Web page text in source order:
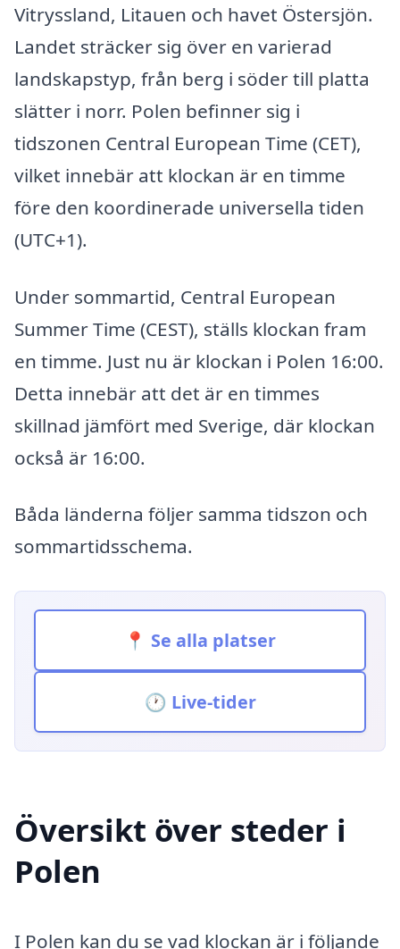
Vitryssland, Litauen och havet Östersjön.
Landet sträcker sig över en varierad
landskapstyp, från berg i söder till platta
slätter i norr. Polen befinner sig i
tidszonen Central European Time (CET),
vilket innebär att klockan är en timme
före den koordinerade universella tiden
(UTC+1).
Under sommartid, Central European
Summer Time (CEST), ställs klockan fram
en timme. Just nu är klockan i Polen 16:00.
Detta innebär att det är en timmes
skillnad jämfört med Sverige, där klockan
också är 16:00.
Båda länderna följer samma tidszon och
sommartidsschema.
📍 Se alla platser
🕐 Live-tider
Översikt över steder i
Polen
I Polen kan du se vad klockan är i följande